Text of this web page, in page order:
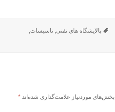
برچسب‌ها
پالایشگاه های نفتی,تاسیسات,
بخش‌های موردنیاز علامت‌گذاری شده‌اند*